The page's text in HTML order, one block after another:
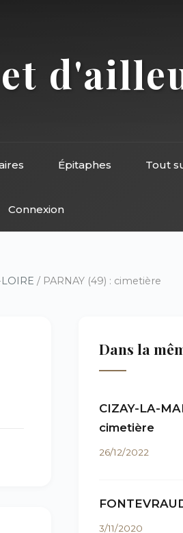
Épitaphes Tout
Connexion
/ PARNAY (49) : cimetière
Dans la
CIZAY-LA-
cimetière
26/12/2022
3/11/2020